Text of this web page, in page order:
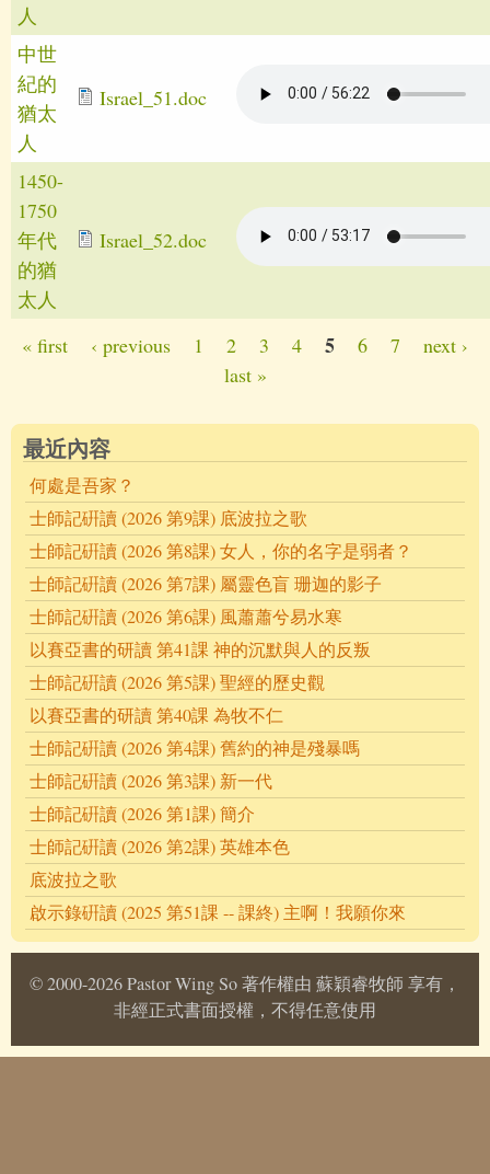
人
中世
紀的
猶太
人
Israel_51.doc
1450-
1750
年代
的猶
太人
Israel_52.doc
Pages
« first ‹ previous 1 2 3 4 5 6 7
next ›
last »
最近內容
何處是吾家？
士師記硏讀 (2026 第9課) 底波拉之歌
士師記硏讀 (2026 第8課) 女人，你的名字是弱者？
士師記硏讀 (2026 第7課) 屬靈色盲 珊迦的影子
士師記硏讀 (2026 第6課) 風蕭蕭兮易水寒
以賽亞書的研讀 第41課 神的沉默與人的反叛
士師記硏讀 (2026 第5課) 聖經的歷史觀
以賽亞書的研讀 第40課 為牧不仁
士師記硏讀 (2026 第4課) 舊約的神是殘暴嗎
士師記硏讀 (2026 第3課) 新一代
士師記硏讀 (2026 第1課) 簡介
士師記硏讀 (2026 第2課) 英雄本色
底波拉之歌
啟示錄硏讀 (2025 第51課 -- 課終) 主啊！我願你來
© 2000-2026 Pastor Wing So 著作權由 蘇穎睿牧師 享有，
非經正式書面授權，不得任意使用